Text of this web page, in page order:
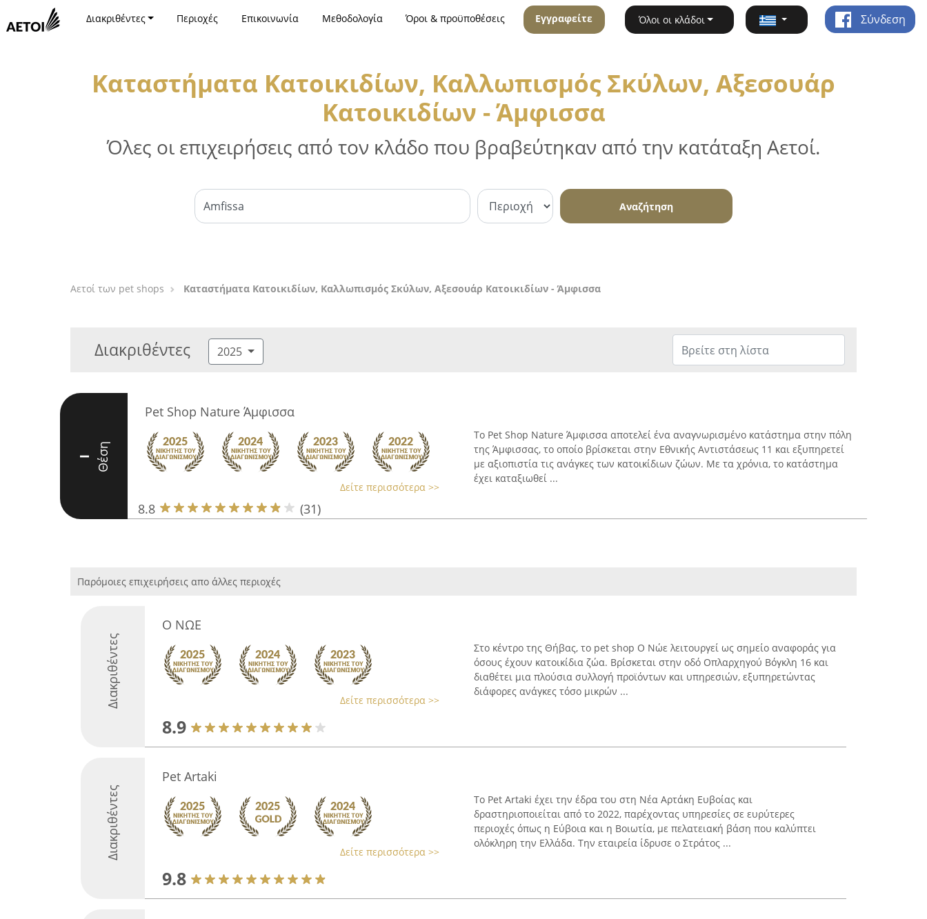
Διακριθέντες Περιοχές Επικοινωνία Μεθοδολογία Όροι & προϋποθέσεις Εγγραφείτε Όλοι οι κλάδοι Σύνδεση
Καταστήματα Κατοικιδίων, Καλλωπισμός Σκύλων, Αξεσουάρ
Κατοικιδίων - Άμφισσα
Όλες οι επιχειρήσεις από τον κλάδο που βραβεύτηκαν από την κατάταξη Αετοί.
Αναζήτηση
Αετοί των pet shops Καταστήματα Κατοικιδίων, Καλλωπισμός Σκύλων, Αξεσουάρ Κατοικιδίων - Άμφισσα
Διακριθέντες 2025
I Θέση
Pet Shop Nature Άμφισσα
Δείτε περισσότερα >>
8.8 (31)
Το Pet Shop Nature Άμφισσα αποτελεί ένα αναγνωρισμένο κατάστημα στην πόλη
της Άμφισσας, το οποίο βρίσκεται στην Εθνικής Αντιστάσεως 11 και εξυπηρετεί
με αξιοπιστία τις ανάγκες των κατοικίδιων ζώων. Με τα χρόνια, το κατάστημα
έχει καταξιωθεί ...
Παρόμοιες επιχειρήσεις απο άλλες περιοχές
Διακριθέντες
Ο ΝΩΕ
Δείτε περισσότερα >>
8.9
Στο κέντρο της Θήβας, το pet shop Ο Νώε λειτουργεί ως σημείο αναφοράς για
όσους έχουν κατοικίδια ζώα. Βρίσκεται στην οδό Οπλαρχηγού Βόγκλη 16 και
διαθέτει μια πλούσια συλλογή προϊόντων και υπηρεσιών, εξυπηρετώντας
διάφορες ανάγκες τόσο μικρών ...
Διακριθέντες
Pet Artaki
Δείτε περισσότερα >>
9.8
Το Pet Artaki έχει την έδρα του στη Νέα Αρτάκη Ευβοίας και
δραστηριοποιείται από το 2022, παρέχοντας υπηρεσίες σε ευρύτερες
περιοχές όπως η Εύβοια και η Βοιωτία, με πελατειακή βάση που καλύπτει
ολόκληρη την Ελλάδα. Την εταιρεία ίδρυσε ο Στράτος ...